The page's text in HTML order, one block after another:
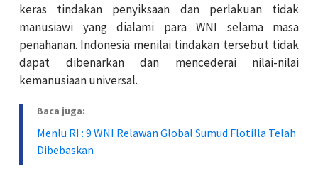
keras tindakan penyiksaan dan perlakuan tidak
manusiawi yang dialami para WNI selama masa
penahanan. Indonesia menilai tindakan tersebut tidak
dapat dibenarkan dan mencederai nilai-nilai
kemanusiaan universal.
Baca juga:
Menlu RI : 9 WNI Relawan Global Sumud Flotilla Telah
Dibebaskan